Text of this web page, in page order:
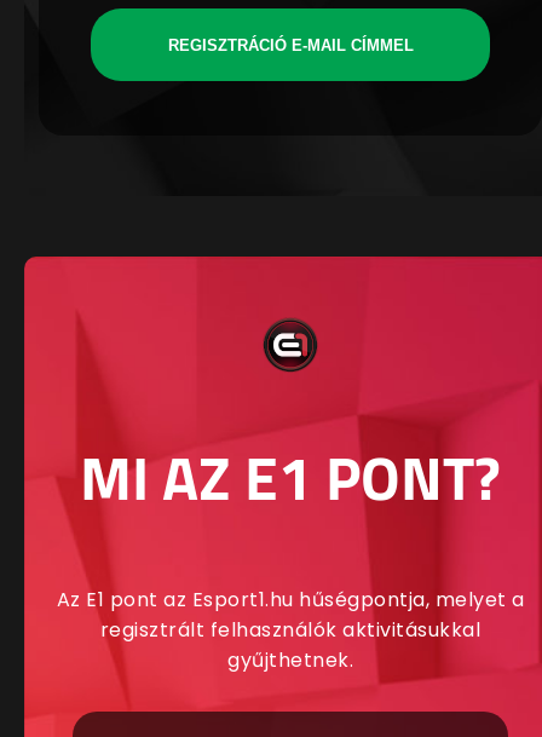
REGISZTRÁCIÓ E-MAIL CÍMMEL
MI AZ E1 PONT?
Az E1 pont az Esport1.hu hűségpontja, melyet a
regisztrált felhasználók aktivitásukkal
gyűjthetnek.